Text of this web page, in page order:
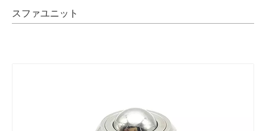
スファユニット